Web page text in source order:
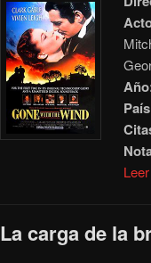
La carga de la